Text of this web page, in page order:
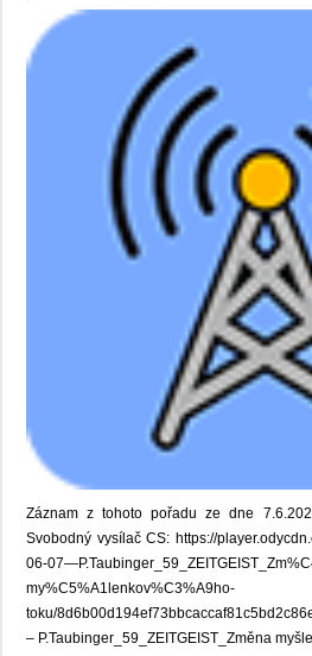
Záznam z tohoto pořadu ze dne
Svobodný vysílač CS: https://
06-
my%C5%A1lenkov%C3%A9ho-
toku/
– P.Taubinger_59_ZEITGEIST_Změna